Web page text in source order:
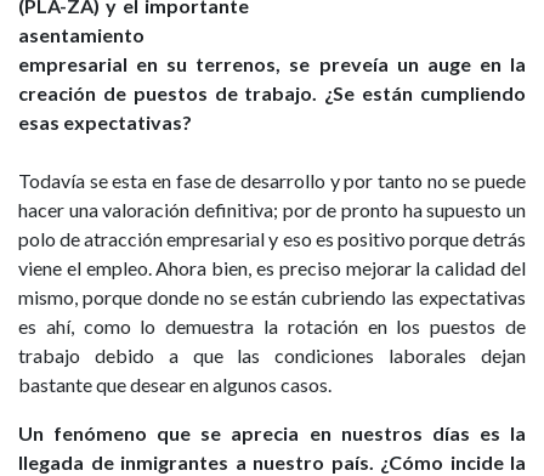
(PLA-ZA) y el importante
asentamiento
empresarial en su terrenos, se preveía un auge en la
creación de puestos de trabajo. ¿Se están cumpliendo
esas expectativas?
Todavía se esta en fase de desarrollo y por tanto no se puede
hacer una valoración definitiva; por de pronto ha supuesto un
polo de atracción empresarial y eso es positivo porque detrás
viene el empleo. Ahora bien, es preciso mejorar la calidad del
mismo, porque donde no se están cubriendo las expectativas
es ahí, como lo demuestra la rotación en los puestos de
trabajo debido a que las condiciones laborales dejan
bastante que desear en algunos casos.
Un fenómeno que se aprecia en nuestros días es la
llegada de inmigrantes a nuestro país. ¿Cómo incide la